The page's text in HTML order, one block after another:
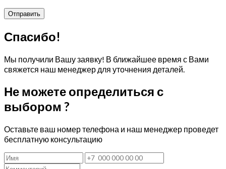
Спасибо!
Мы получили Вашу заявку! В ближайшее время с Вами
свяжется наш менеджер для уточнения деталей.
Не можете определиться с
выбором ?
Оставьте ваш номер телефона и наш менеджер проведет
бесплатную консультацию